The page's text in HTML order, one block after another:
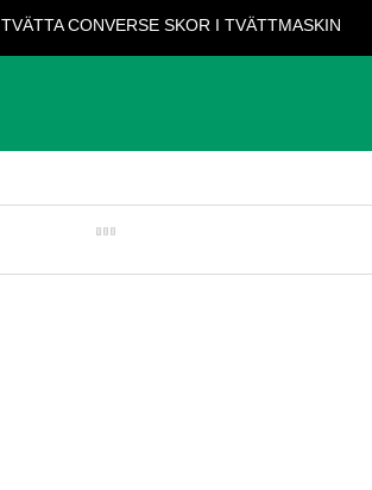
TVÄTTA CONVERSE SKOR I TVÄTTMASKIN